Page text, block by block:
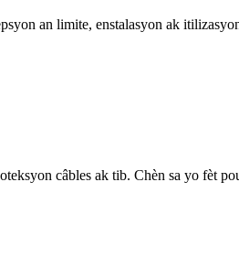
an limite, enstalasyon ak
câbles ak tib. Chèn sa yo fèt